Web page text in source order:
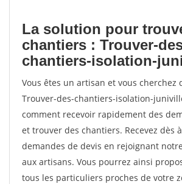
La solution pour
chantiers : Trouver-
chantiers-isolation-
Vous êtes un artisan et vous cherchez
Trouver-des-chantiers-isolation-
comment recevoir rapidement des
et trouver des chantiers. Recevez dès
demandes de devis en rejoignant
aux artisans. Vous pourrez ainsi
tous les particuliers proches de votre